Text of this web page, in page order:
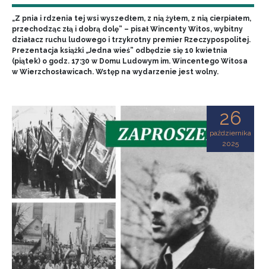
„Z pnia i rdzenia tej wsi wyszedłem, z nią żyłem, z nią cierpiałem,
przechodząc złą i dobrą dolę” – pisał Wincenty Witos, wybitny
działacz ruchu ludowego i trzykrotny premier Rzeczypospolitej.
Prezentacja książki „Jedna wieś” odbędzie się 10 kwietnia
(piątek) o godz. 17:30 w Domu Ludowym im. Wincentego Witosa
w Wierzchosławicach. Wstęp na wydarzenie jest wolny.
26
października
2025